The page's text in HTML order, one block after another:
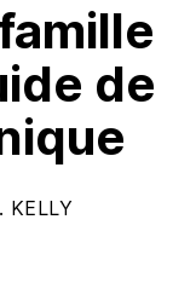
de
KELLY